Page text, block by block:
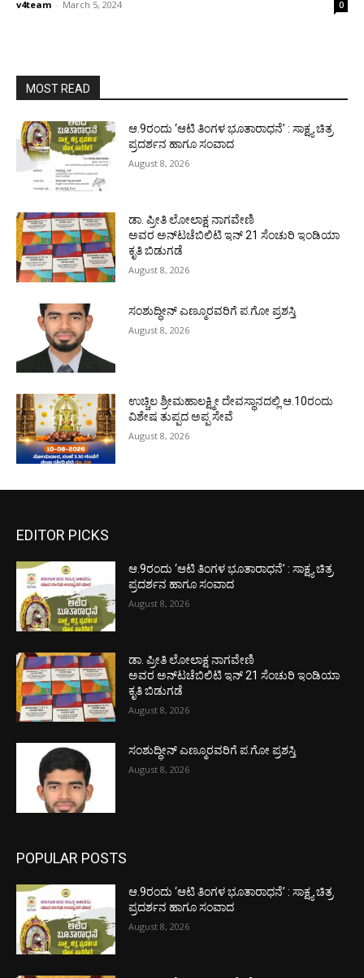
v4team - March 5, 2024 0
MOST READ
ಆ.9ರಂದು ‘ಆಟಿ ತಿಂಗಳ ಭೂತಾರಾಧನೆ’ : ಸಾಕ್ಷ್ಯ ಚಿತ್ರ
ಪ್ರದರ್ಶನ ಹಾಗೂ ಸಂವಾದ
August 8, 2026
ಡಾ. ಪ್ರೀತಿ ಲೋಲಾಕ್ಷ ನಾಗವೇಣಿ
ಅವರ ಅನ್‌ಟಚೆಬಿಲಿಟಿ ಇನ್ 21 ಸೆಂಚುರಿ ಇಂಡಿಯಾ
ಕೃತಿ ಬಿಡುಗಡೆ
August 8, 2026
ಸಂಶುದ್ಧೀನ್ ಎಣ್ಮೂರವರಿಗೆ ಪ.ಗೋ ಪ್ರಶಸ್ತಿ
August 8, 2026
ಉಚ್ಚಿಲ ಶ್ರೀಮಹಾಲಕ್ಷ್ಮೀ ದೇವಸ್ಥಾನದಲ್ಲಿ ಆ.10ರಂದು
ವಿಶೇಷ ತುಪ್ಪದ ಅಪ್ಪ ಸೇವೆ
August 8, 2026
EDITOR PICKS
ಆ.9ರಂದು ‘ಆಟಿ ತಿಂಗಳ ಭೂತಾರಾಧನೆ’ : ಸಾಕ್ಷ್ಯ ಚಿತ್ರ
ಪ್ರದರ್ಶನ ಹಾಗೂ ಸಂವಾದ
August 8, 2026
ಡಾ. ಪ್ರೀತಿ ಲೋಲಾಕ್ಷ ನಾಗವೇಣಿ
ಅವರ ಅನ್‌ಟಚೆಬಿಲಿಟಿ ಇನ್ 21 ಸೆಂಚುರಿ ಇಂಡಿಯಾ
ಕೃತಿ ಬಿಡುಗಡೆ
August 8, 2026
ಸಂಶುದ್ಧೀನ್ ಎಣ್ಮೂರವರಿಗೆ ಪ.ಗೋ ಪ್ರಶಸ್ತಿ
August 8, 2026
POPULAR POSTS
ಆ.9ರಂದು ‘ಆಟಿ ತಿಂಗಳ ಭೂತಾರಾಧನೆ’ : ಸಾಕ್ಷ್ಯ ಚಿತ್ರ
ಪ್ರದರ್ಶನ ಹಾಗೂ ಸಂವಾದ
August 8, 2026